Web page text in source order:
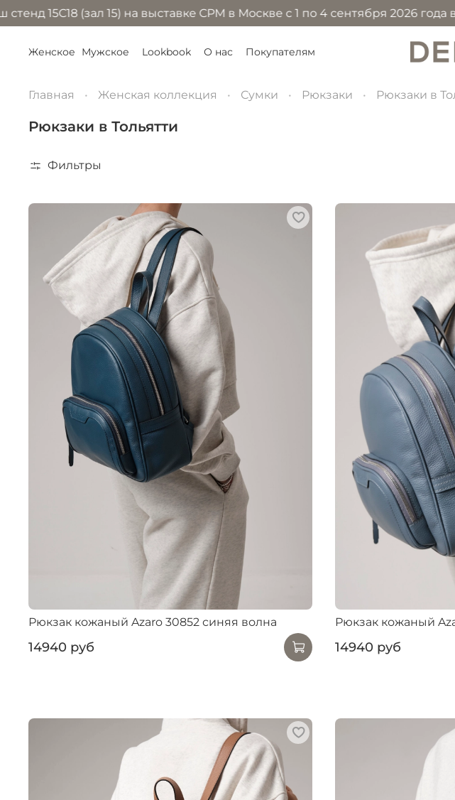
(зал 15) на выставке CPM в Москве с 1 по 4 сентября 2026 года в МВЦ
Женское Мужское Lookbook О нас Покупателям
Главная Женская коллекция Сумки Рюкзаки Рюкзаки в
Рюкзаки в Тольятти
Фильтры
Рюкзак кожаный Azaro 30852 синяя волна
14940 руб
Рюкзак кожаный
14940 руб